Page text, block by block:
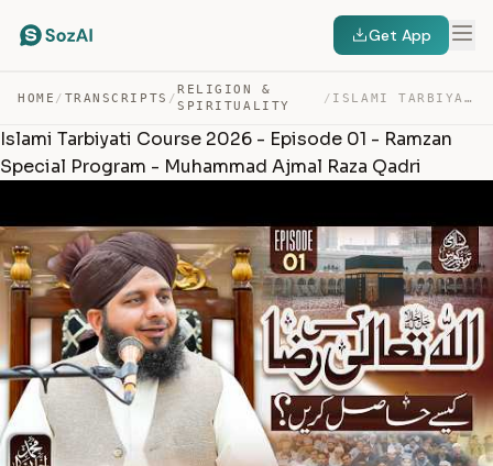
Get App
HOME / TRANSCRIPTS /
RELIGION &
SPIRITUALITY
/ ISLAMI TARBIYATI COURSE 2026 – EPISODE 01 – RAMZAN SPEC… — TRANSCRIPT
Islami Tarbiyati Course 2026 - Episode 01 - Ramzan
Special Program - Muhammad Ajmal Raza Qadri